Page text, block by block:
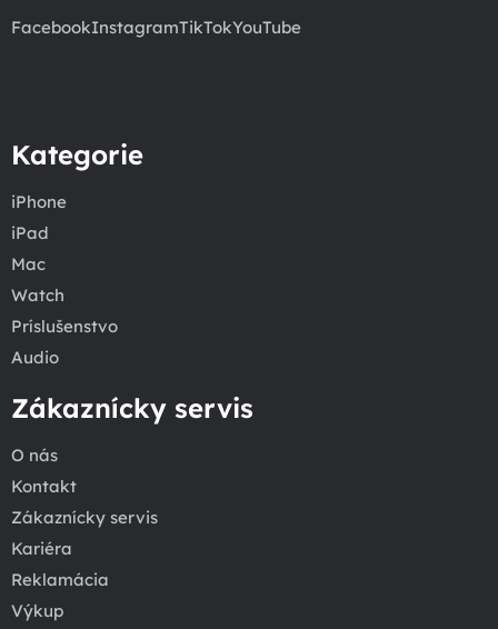
FacebookInstagramTikTokYouTube
Kategorie
iPhone
iPad
Mac
Watch
Príslušenstvo
Audio
Zákaznícky servis
O nás
Kontakt
Zákaznícky servis
Kariéra
Reklamácia
Výkup